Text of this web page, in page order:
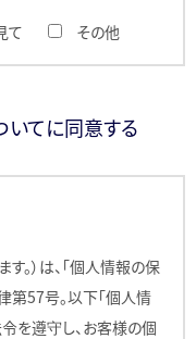
て
その他
てに同意する
。）は、「個人情報の保
第57号。以下「個人情
を遵守し、お客様の個